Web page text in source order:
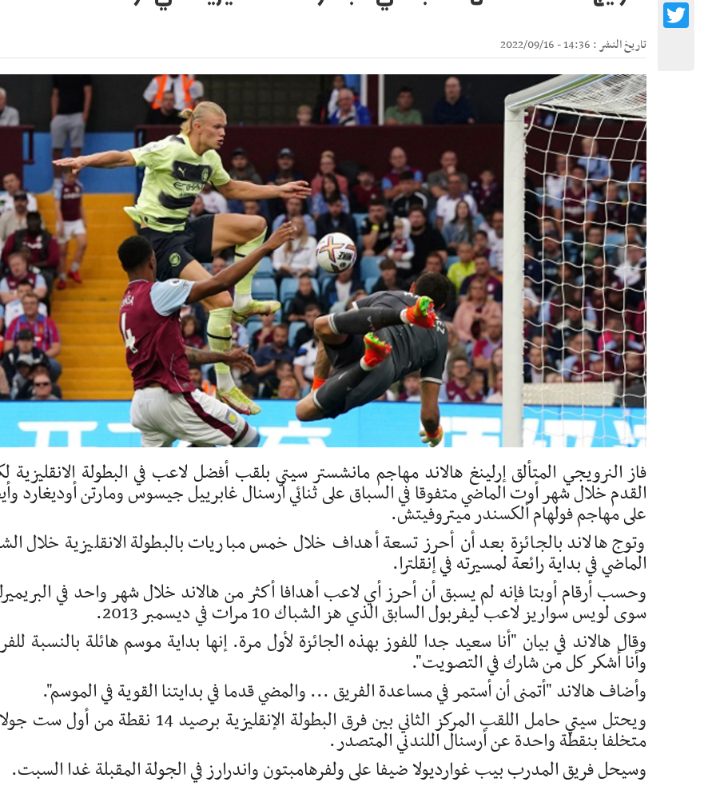
تاريخ النشر : 14:36 - 2022/09/16
فاز النرويجي المتألق إرلينغ هالاند مهاجم مانشستر سيتي بلقب أفضل لاعب في البطولة الانقليزية
القدم خلال شهر أوت الماضي متفوقا في السباق على ثنائي أرسنال غابرييل جيسوس ومارتن أوديغارد
على مهاجم فولهام ألكسندر ميتروفيتش.
وتوج هالاند بالجائزة بعد أن أحرز تسعة أهداف خلال خمس مباريات بالبطولة الانقليزية خلال
الماضي في بداية رائعة لمسيرته في إنقلترا.
وحسب أرقام أوبتا فإنه لم يسبق أن أحرز أي لاعب أهدافا أكثر من هالاند خلال شهر واحد في
سوى لويس سواريز لاعب ليفربول السابق الذي هز الشباك 10 مرات في ديسمبر 2013.
وقال هالاند في بيان "أنا سعيد جدا للفوز بهذه الجائزة لأول مرة. إنها بداية موسم هائلة بالنسبة
وأنا أشكر كل من شارك في التصويت".
وأضاف هالاند "أتمنى أن أستمر في مساعدة الفريق ... والمضي قدما في بدايتنا القوية في الموسم".
ويحتل سيتي حامل اللقب المركز الثاني بين فرق البطولة الإنقليزية برصيد 14 نقطة من
متخلفا بنقطة واحدة عن أرسنال اللندني المتصدر.
وسيحل فريق المدرب بيب غوارديولا ضيفا على ولفرهامبتون واندرارز في الجولة المقبلة غدا السبت.
Twitter